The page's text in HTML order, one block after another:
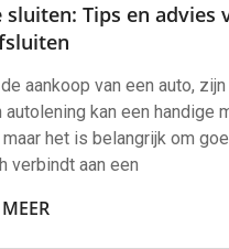
Tips en advies
aankoop van een auto,
kan een handige
het is belangrijk om
verbindt aan een